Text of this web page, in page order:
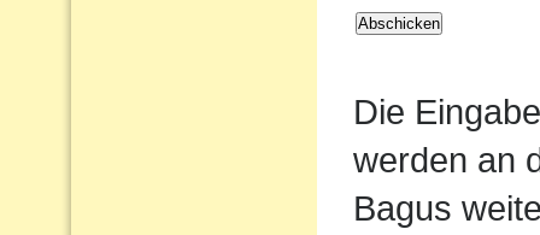
Die
werden an
Bagus